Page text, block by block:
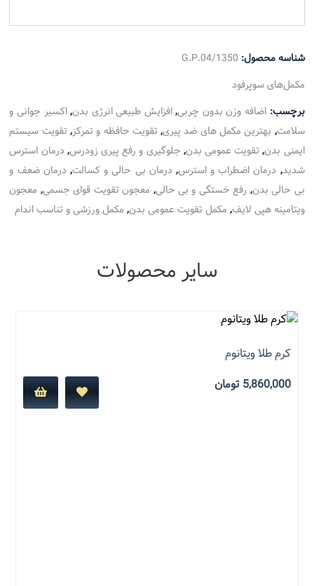
شناسه محصول: G.P.04/1350
مکمل‌های سوپرفود
برچسب: اضافه وزن بدون چربی,افزایش طبیعی انرژی بدن,اکسیر جوانی و
سلامت, بهترین مکمل های ضد پیری, تقویت حافظه و تمرکز, تقویت سیستم
ایمنی بدن, تقویت عمومی بدن, جلوگیری و رفع پیری زودرس, درمان استرس
شدید, درمان اضطراب و استرس, درمان بی حالی و کسالت, درمان ضعف و
بی حالی بدن, رفع خستگی و بی حالی, معجون تقویت قوای جسمی, معجون
ویتامینه هپی لایف, مکمل تقویت عمومی بدن, مکمل ورزشی و تناسب اندام
سایر محصولات
کرم طلا ویتانوم
5,860,000 تومان